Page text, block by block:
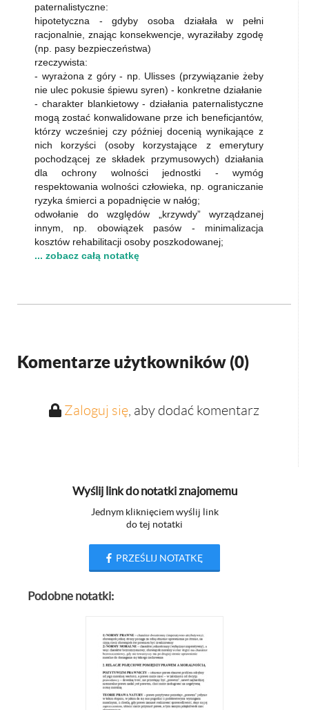
paternalistyczne:
hipotetyczna - gdyby osoba działała w pełni
racjonalnie, znając konsekwencje, wyraziłaby zgodę
(np. pasy bezpieczeństwa)
rzeczywista:
- wyrażona z góry - np. Ulisses (przywiązanie żeby
nie ulec pokusie śpiewu syren) - konkretne działanie
- charakter blankietowy - działania paternalistyczne
mogą zostać konwalidowane prze ich beneficjantów,
którzy wcześniej czy później docenią wynikające z
nich korzyści (osoby korzystające z emerytury
pochodzącej ze składek przymusowych) działania
dla ochrony wolności jednostki - wymóg
respektowania wolności człowieka, np. ograniczanie
ryzyka śmierci a popadnięcie w nałóg;
odwołanie do względów „krzywdy” wyrządzanej
innym, np. obowiązek pasów - minimalizacja
kosztów rehabilitacji osoby poszkodowanej;
... zobacz całą notatkę
Komentarze użytkowników (0)
Zaloguj się, aby dodać komentarz
Wyślij link do notatki znajomemu
Jednym kliknięciem wyślij link
do tej notatki
PRZEŚLIJ NOTATKĘ
Podobne notatki: